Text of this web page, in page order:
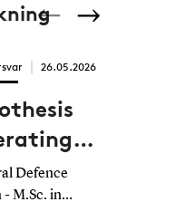
26.05.2026
of
Defence
- M.Sc. in